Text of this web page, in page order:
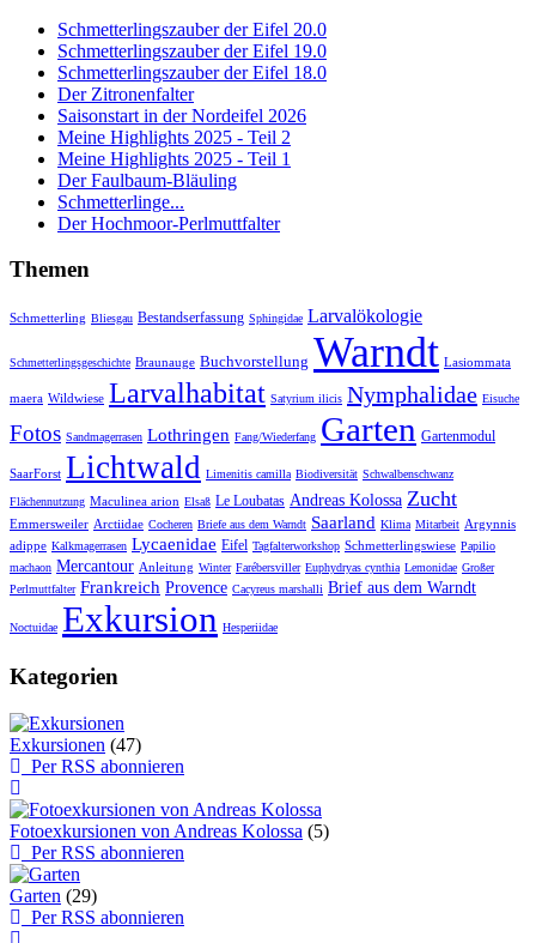
Schmetterlingszauber der Eifel 20.0
Schmetterlingszauber der Eifel 19.0
Schmetterlingszauber der Eifel 18.0
Der Zitronenfalter
Saisonstart in der Nordeifel 2026
Meine Highlights 2025 - Teil 2
Meine Highlights 2025 - Teil 1
Der Faulbaum-Bläuling
Schmetterlinge...
Der Hochmoor-Perlmuttfalter
Themen
Schmetterling Bliesgau Bestandserfassung Sphingidae Larvalökologie
Schmetterlingsgeschichte Braunauge Buchvorstellung Warndt Lasiommata
maera Wildwiese Larvalhabitat Satyrium ilicis Nymphalidae Eisuche
Fotos Sandmagerrasen Lothringen Fang/Wiederfang Garten Gartenmodul
SaarForst Lichtwald Limenitis camilla Biodiversität Schwalbenschwanz
Flächennutzung Maculinea arion Elsaß Le Loubatas Andreas Kolossa Zucht
Emmersweiler Arctiidae Cocheren Briefe aus dem Warndt Saarland Klima Mitarbeit Argynnis
adippe Kalkmagerrasen Lycaenidae Eifel Tagfalterworkshop Schmetterlingswiese Papilio
machaon Mercantour Anleitung Winter Farébersviller Euphydryas cynthia Lemonidae Großer
Perlmuttfalter Frankreich Provence Cacyreus marshalli Brief aus dem Warndt
Noctuidae Exkursion Hesperiidae
Kategorien
Exkursionen (47)
Per RSS abonnieren
Fotoexkursionen von Andreas Kolossa (5)
Per RSS abonnieren
Garten (29)
Per RSS abonnieren